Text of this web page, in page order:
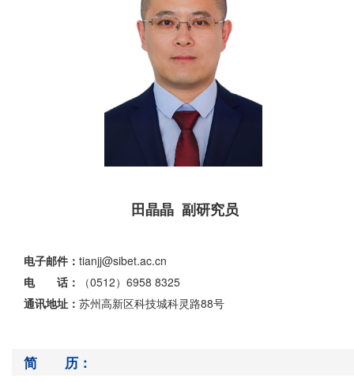
田晶晶 副研究员
电子邮件： tianjj@sibet.ac.cn
电 话：
（0512）6958 8325
通讯地址： 苏州高新区科技城科灵路88号
简 历：